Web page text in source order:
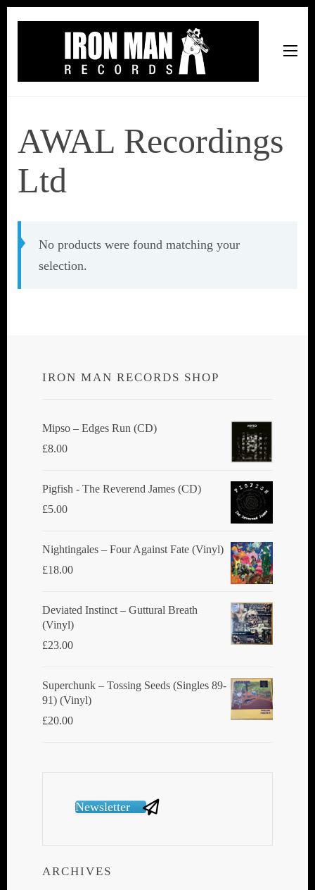
AWAL Recordings
Ltd
No products were found matching your
selection.
IRON MAN RECORDS SHOP
Mipso ‎– Edges Run (CD)
£8.00
Pigfish - The Reverend James (CD)
£5.00
Nightingales ‎– Four Against Fate (Vinyl)
£18.00
Deviated Instinct ‎– Guttural Breath
(Vinyl)
£23.00
Superchunk ‎– Tossing Seeds (Singles 89-
91) (Vinyl)
£20.00
Newsletter
ARCHIVES